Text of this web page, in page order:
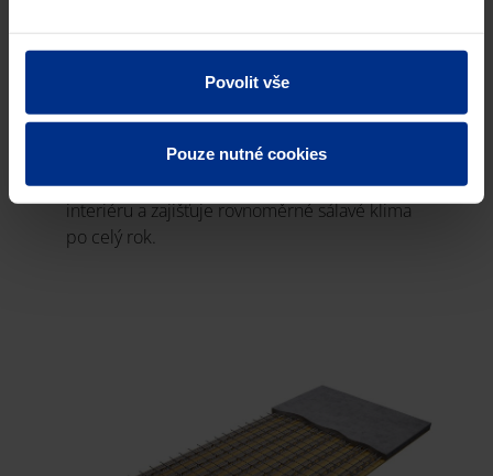
Povolit vše
Pouze nutné cookies
vytápění a chlazení, založený na
stropních panelech s integrovanými
Umožňuje diskrétní instalaci bez zásahu do
interiéru a zajišťuje rovnoměrné sálavé klima
po celý rok.